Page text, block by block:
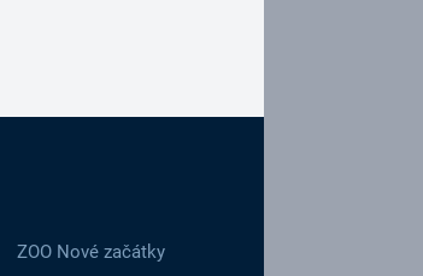
ZOO Nové začátky